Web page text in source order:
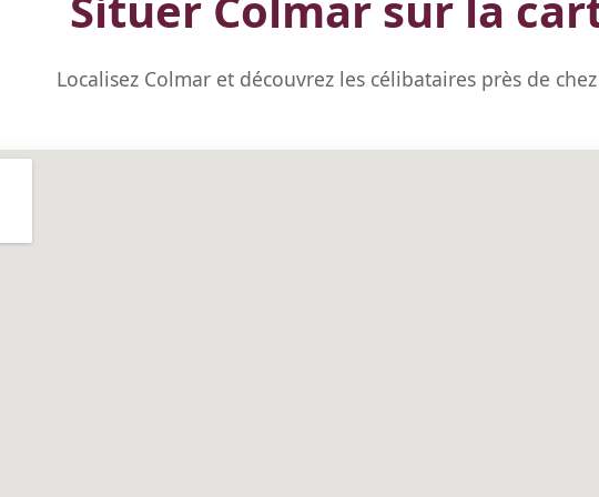
Localisez Colmar et découvrez les célibataires près de